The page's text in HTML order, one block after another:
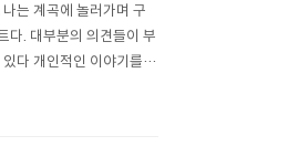
는 계곡에 놀러가며 구
다. 대부분의 의견들이 부
다 개인적인 이야기를